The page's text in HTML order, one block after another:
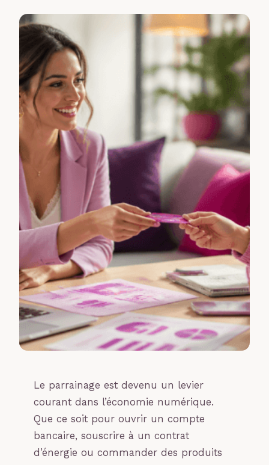
Le parrainage est devenu un levier
courant dans l’économie numérique.
Que ce soit pour ouvrir un compte
bancaire, souscrire à un contrat
d’énergie ou commander des produits